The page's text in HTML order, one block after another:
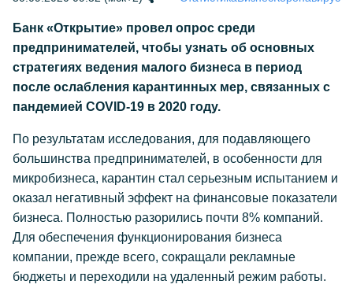
Банк «Открытие» провел опрос среди
предпринимателей, чтобы узнать об основных
стратегиях ведения малого бизнеса в период
после ослабления карантинных мер, связанных с
пандемией COVID-19 в 2020 году.
По результатам исследования, для подавляющего
большинства предпринимателей, в особенности для
микробизнеса, карантин стал серьезным испытанием и
оказал негативный эффект на финансовые показатели
бизнеса. Полностью разорились почти 8% компаний.
Для обеспечения функционирования бизнеса
компании, прежде всего, сокращали рекламные
бюджеты и переходили на удаленный режим работы.